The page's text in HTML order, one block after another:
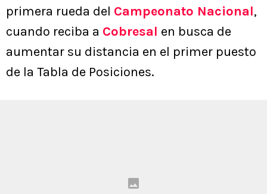
primera rueda del Campeonato Nacional,
cuando reciba a Cobresal en busca de
aumentar su distancia en el primer puesto
de la Tabla de Posiciones.